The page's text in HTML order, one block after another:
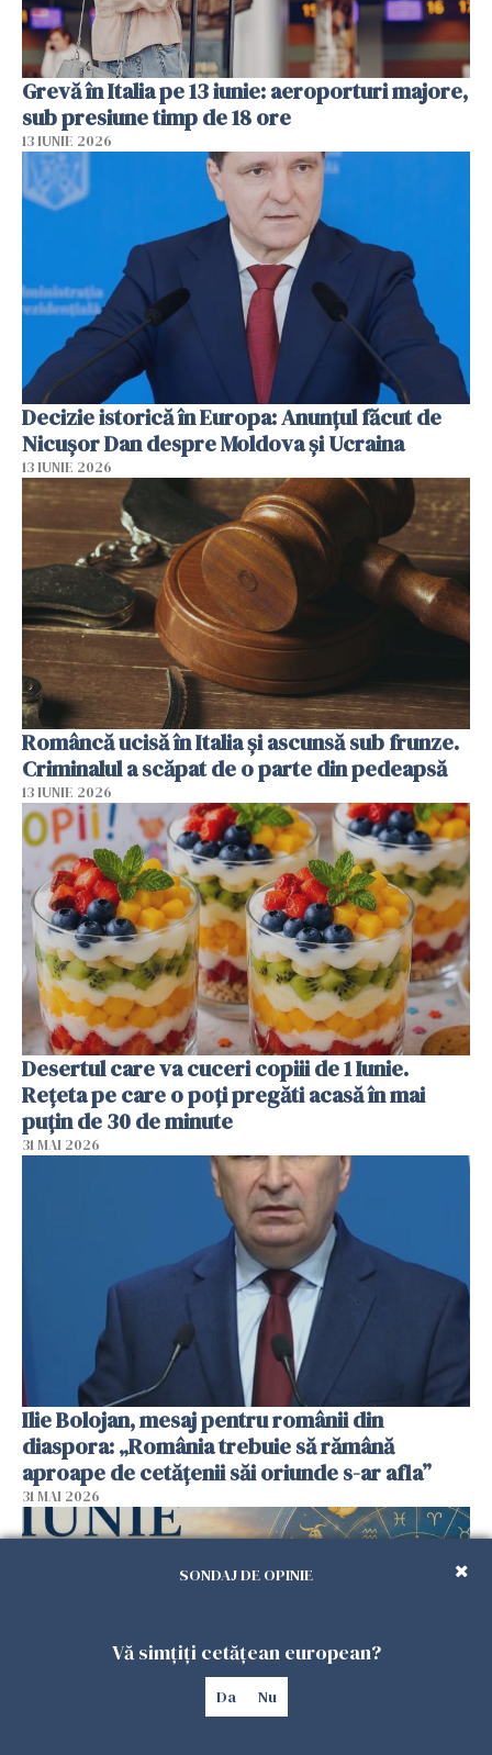
Grevă în Italia pe 13 iunie: aeroporturi majore,
sub presiune timp de 18 ore
13 IUNIE 2026
Decizie istorică în Europa: Anunțul făcut de
Nicușor Dan despre Moldova și Ucraina
13 IUNIE 2026
Româncă ucisă în Italia și ascunsă sub frunze.
Criminalul a scăpat de o parte din pedeapsă
13 IUNIE 2026
Desertul care va cuceri copiii de 1 Iunie.
Rețeta pe care o poți pregăti acasă în mai
puțin de 30 de minute
31 MAI 2026
Ilie Bolojan, mesaj pentru românii din
diaspora: „România trebuie să rămână
aproape de cetățenii săi oriunde s-ar afla”
31 MAI 2026
SONDAJ DE OPINIE
Vă simțiți cetățean european?
Da Nu